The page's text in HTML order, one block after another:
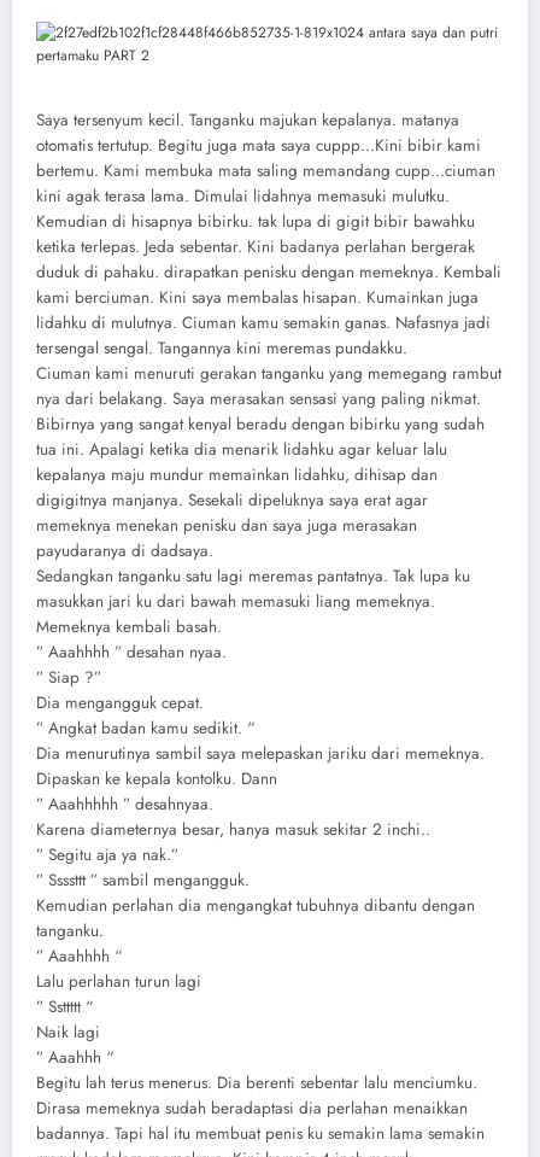
Saya tersenyum kecil. Tanganku majukan kepalanya. matanya
otomatis tertutup. Begitu juga mata saya cuppp…Kini bibir kami
bertemu. Kami membuka mata saling memandang cupp…ciuman
kini agak terasa lama. Dimulai lidahnya memasuki mulutku.
Kemudian di hisapnya bibirku. tak lupa di gigit bibir bawahku
ketika terlepas. Jeda sebentar. Kini badanya perlahan bergerak
duduk di pahaku. dirapatkan penisku dengan memeknya. Kembali
kami berciuman. Kini saya membalas hisapan. Kumainkan juga
lidahku di mulutnya. Ciuman kamu semakin ganas. Nafasnya jadi
tersengal sengal. Tangannya kini meremas pundakku.
Ciuman kami menuruti gerakan tanganku yang memegang rambut
nya dari belakang. Saya merasakan sensasi yang paling nikmat.
Bibirnya yang sangat kenyal beradu dengan bibirku yang sudah
tua ini. Apalagi ketika dia menarik lidahku agar keluar lalu
kepalanya maju mundur memainkan lidahku, dihisap dan
digigitnya manjanya. Sesekali dipeluknya saya erat agar
memeknya menekan penisku dan saya juga merasakan
payudaranya di dadsaya.
Sedangkan tanganku satu lagi meremas pantatnya. Tak lupa ku
masukkan jari ku dari bawah memasuki liang memeknya.
Memeknya kembali basah.
” Aaahhhh ” desahan nyaa.
” Siap ?”
Dia mengangguk cepat.
” Angkat badan kamu sedikit. “
Dia menurutinya sambil saya melepaskan jariku dari memeknya.
Dipaskan ke kepala kontolku. Dann
” Aaahhhhh ” desahnyaa.
Karena diameternya besar, hanya masuk sekitar 2 inchi..
” Segitu aja ya nak.”
” Ssssttt ” sambil mengangguk.
Kemudian perlahan dia mengangkat tubuhnya dibantu dengan
tanganku.
” Aaahhhh “
Lalu perlahan turun lagi
” Ssttttt “
Naik lagi
” Aaahhh “
Begitu lah terus menerus. Dia berenti sebentar lalu menciumku.
Dirasa memeknya sudah beradaptasi dia perlahan menaikkan
badannya. Tapi hal itu membuat penis ku semakin lama semakin